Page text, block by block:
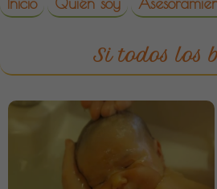
Si todos los